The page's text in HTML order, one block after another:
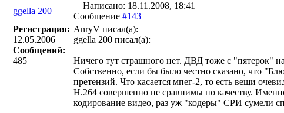
ggella 200
Написано: 18.11.2008, 18:41
Сообщение #143
Регистрация:
12.05.2006
Сообщений:
485
AnryV писал(a):
ggella 200 писал(a):
Ничего тут страшного нет. ДВД тоже с "пятерок"
Собственно, если бы было честно сказано, что
претензий. Что касается мпег-2, то есть вещи
H.264 совершенно не сравнимы по качеству.
кодирование видео, раз уж "кодеры" СРИ сумели